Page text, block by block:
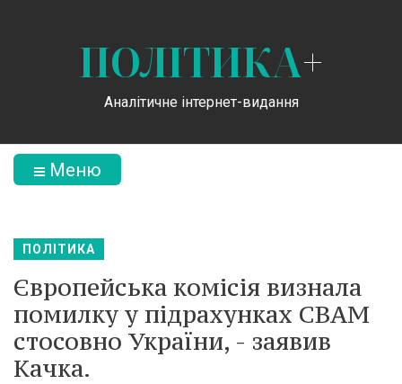
ПОЛІТИКА+
Аналітичне інтернет-видання
Меню
ПОЛІТИКА
Європейська комісія визнала
помилку у підрахунках CBAM
стосовно України, - заявив
Качка.